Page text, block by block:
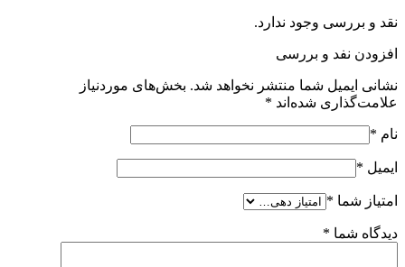
نقد و بررسی وجود ندارد.
افزودن نفد و بررسی
نشانی ایمیل شما منتشر نخواهد شد. بخش‌های موردنیاز
علامت‌گذاری شده‌اند *
نام *
ایمیل *
امتیاز شما *
دیدگاه شما *